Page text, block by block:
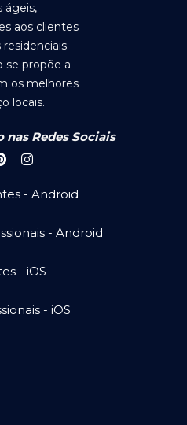
ágeis,
aos clientes
se propõe a
os melhores
locais.
Redes Sociais
- Android
- Android
- iOS
- iOS